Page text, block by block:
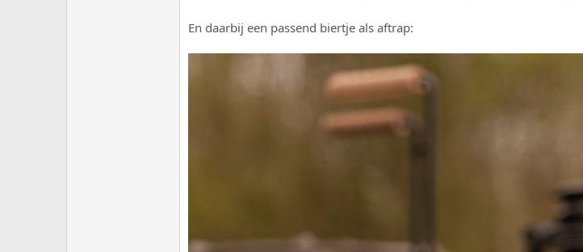
En daarbij een passend biertje als aftrap: